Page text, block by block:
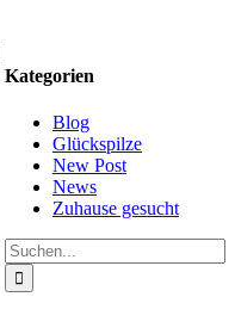
Kategorien
Blog
Glückspilze
New Post
News
Zuhause gesucht
Suche
nach: